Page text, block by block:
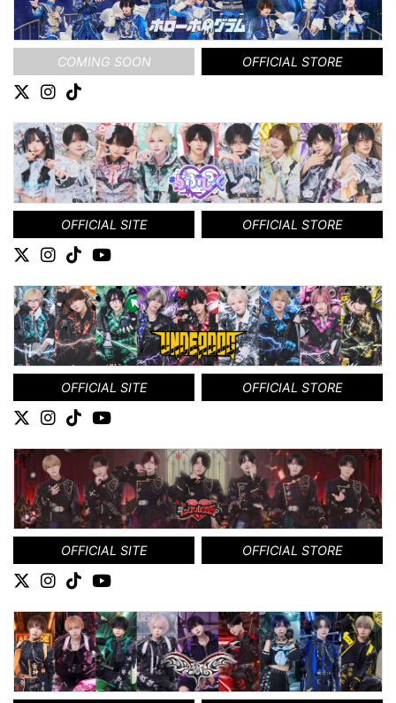
COMING SOON OFFICIAL STORE
OFFICIAL SITE OFFICIAL STORE
OFFICIAL SITE OFFICIAL STORE
OFFICIAL SITE OFFICIAL STORE